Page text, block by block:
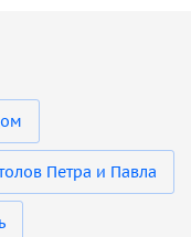
Петра и Павла